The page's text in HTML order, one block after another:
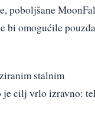
poboljšane
bi omogućile
stalnim
je cilj vrlo izravno: